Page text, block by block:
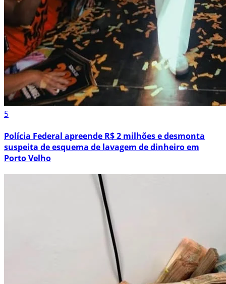
5
Polícia Federal apreende R$ 2 milhões e desmonta
suspeita de esquema de lavagem de dinheiro em
Porto Velho